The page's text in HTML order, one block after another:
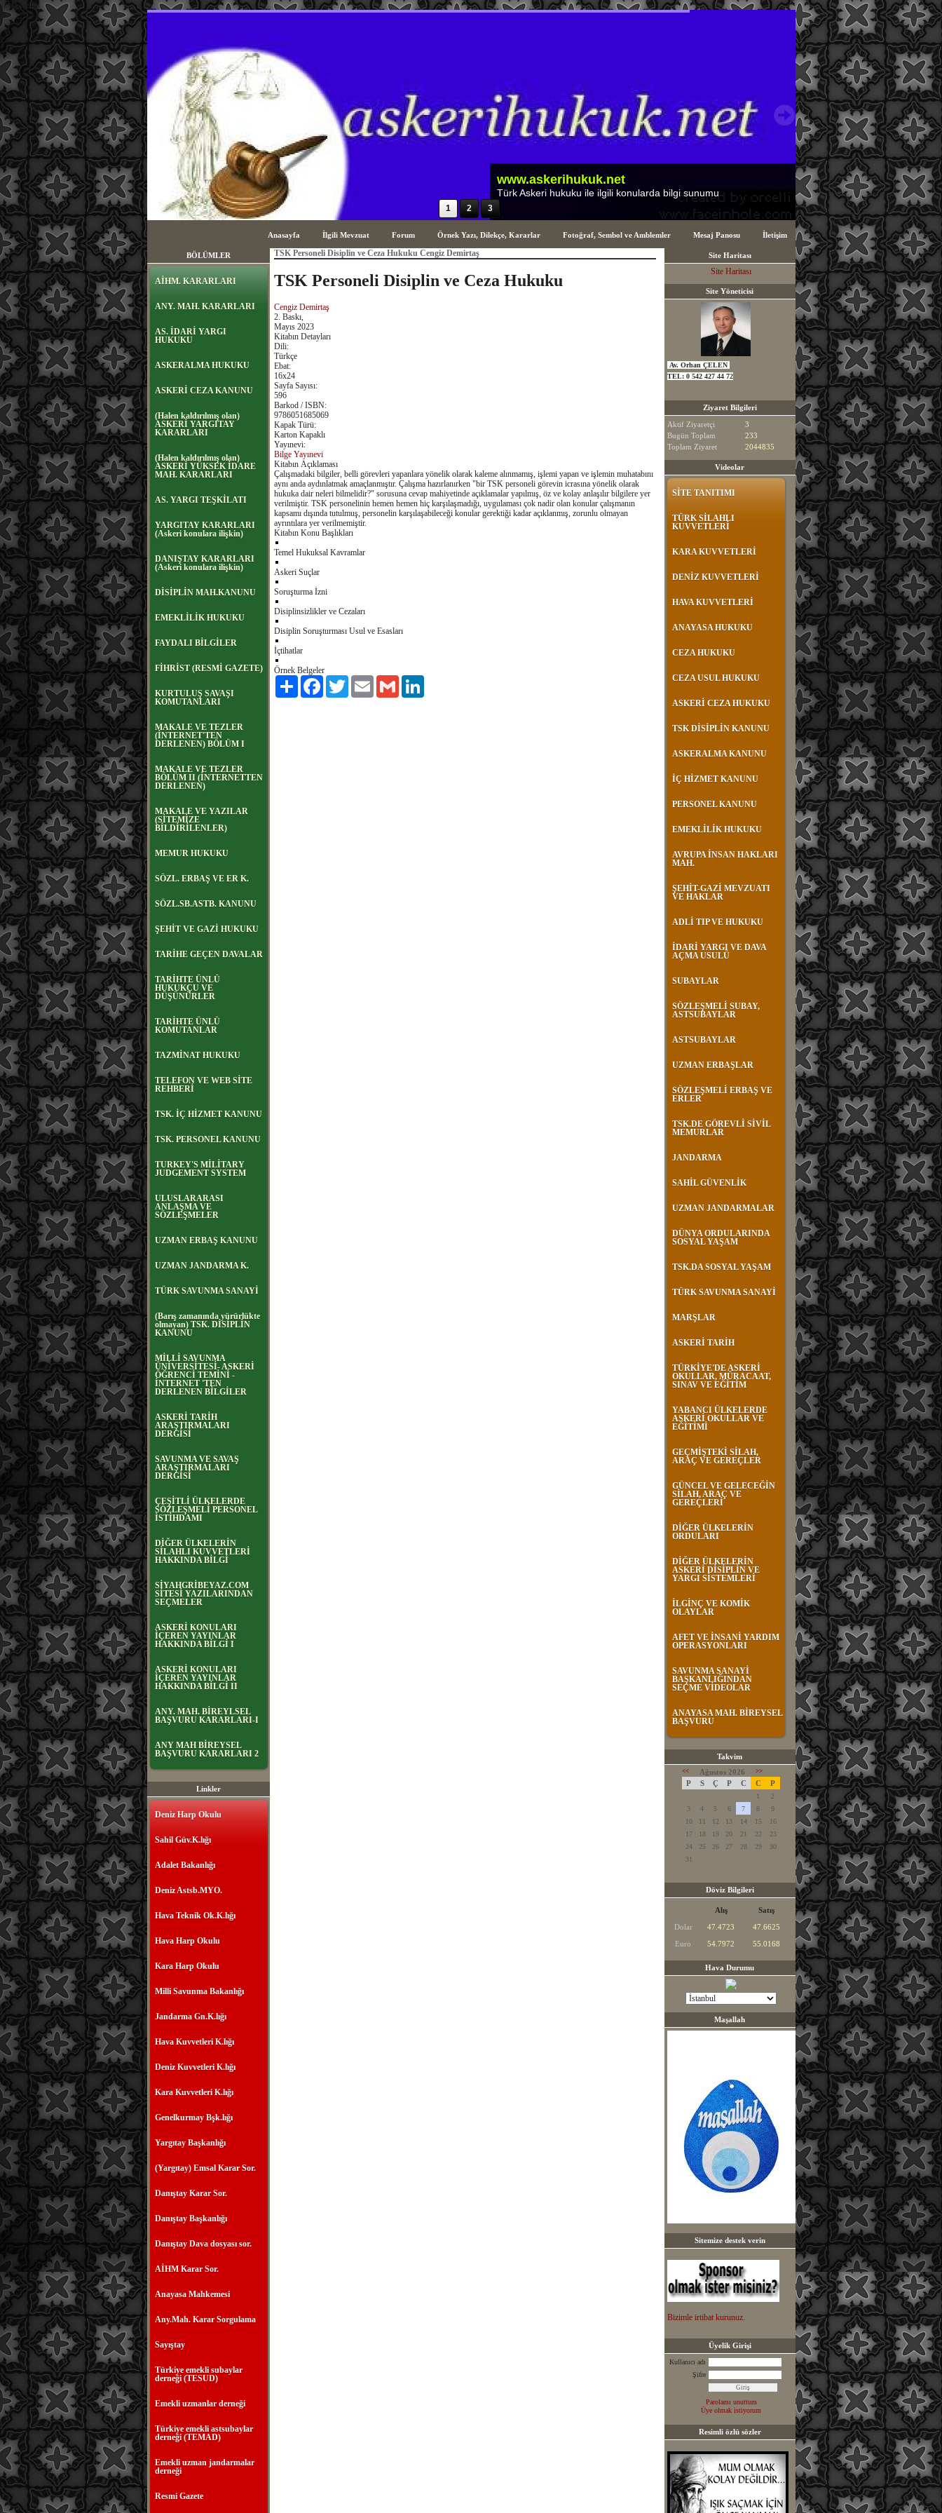
sayfa içeriği
1 2 3
Anasayfa İlgili Mevzuat Forum Örnek Yazı, Dilekçe, Kararlar Fotoğraf, Sembol ve Amblemler Mesaj Panosu İletişim
BÖLÜMLER
AİHM. KARARLARI
ANY. MAH. KARARLARI
AS. İDARİ YARGI
HUKUKU
ASKERALMA HUKUKU
ASKERİ CEZA KANUNU
(Halen kaldırılmış olan)
ASKERİ YARGITAY
KARARLARI
(Halen kaldırılmış olan)
ASKERİ YÜKSEK İDARE
MAH. KARARLARI
AS. YARGI TEŞKİLATI
YARGITAY KARARLARI
(Askeri konulara ilişkin)
DANIŞTAY KARARLARI
(Askeri konulara ilişkin)
DİSİPLİN MAH.KANUNU
EMEKLİLİK HUKUKU
FAYDALI BİLGİLER
FİHRİST (RESMİ GAZETE)
KURTULUŞ SAVAŞI
KOMUTANLARI
MAKALE VE TEZLER
(İNTERNET'TEN
DERLENEN) BÖLÜM I
MAKALE VE TEZLER
BÖLÜM II (İNTERNETTEN
DERLENEN)
MAKALE VE YAZILAR
(SİTEMİZE
BİLDİRİLENLER)
MEMUR HUKUKU
SÖZL. ERBAŞ VE ER K.
SÖZL.SB.ASTB. KANUNU
ŞEHİT VE GAZİ HUKUKU
TARİHE GEÇEN DAVALAR
TARİHTE ÜNLÜ
HUKUKÇU VE
DÜŞÜNÜRLER
TARİHTE ÜNLÜ
KOMUTANLAR
TAZMİNAT HUKUKU
TELEFON VE WEB SİTE
REHBERİ
TSK. İÇ HİZMET KANUNU
TSK. PERSONEL KANUNU
TURKEY'S MİLİTARY
JUDGEMENT SYSTEM
ULUSLARARASI
ANLAŞMA VE
SÖZLEŞMELER
UZMAN ERBAŞ KANUNU
UZMAN JANDARMA K.
TÜRK SAVUNMA SANAYİ
(Barış zamanında yürürlükte
olmayan) TSK. DİSİPLİN
KANUNU
MİLLİ SAVUNMA
ÜNİVERSİTESİ- ASKERİ
ÖĞRENCİ TEMİNİ -
İNTERNET 'TEN
DERLENEN BİLGİLER
ASKERİ TARİH
ARAŞTIRMALARI
DERGİSİ
SAVUNMA VE SAVAŞ
ARAŞTIRMALARI
DERGİSİ
ÇEŞİTLİ ÜLKELERDE
SÖZLEŞMELİ PERSONEL
İSTİHDAMI
DİĞER ÜLKELERİN
SİLAHLI KUVVETLERİ
HAKKINDA BİLGİ
SİYAHGRİBEYAZ.COM
SİTESİ YAZILARINDAN
SEÇMELER
ASKERİ KONULARI
İÇEREN YAYINLAR
HAKKINDA BİLGİ I
ASKERİ KONULARI
İÇEREN YAYINLAR
HAKKINDA BİLGİ II
ANY. MAH. BİREYLSEL
BAŞVURU KARARLARI-I
ANY MAH BİREYSEL
BAŞVURU KARARLARI 2
Linkler
Deniz Harp Okulu
Sahil Güv.K.lığı
Adalet Bakanlığı
Deniz Astsb.MYO.
Hava Teknik Ok.K.lığı
Hava Harp Okulu
Kara Harp Okulu
Milli Savunma Bakanlığı
Jandarma Gn.K.lığı
Hava Kuvvetleri K.lığı
Deniz Kuvvetleri K.lığı
Kara Kuvvetleri K.lığı
Genelkurmay Bşk.lığı
Yargıtay Başkanlığı
(Yargıtay) Emsal Karar Sor.
Danıştay Karar Sor.
Danıştay Başkanlığı
Danıştay Dava dosyası sor.
AİHM Karar Sor.
Anayasa Mahkemesi
Any.Mah. Karar Sorgulama
Sayıştay
Türkiye emekli subaylar
derneği (TESUD)
Emekli uzmanlar derneği
Türkiye emekli astsubaylar
derneği (TEMAD)
Emekli uzman jandarmalar
derneği
Resmi Gazete
TSK Personeli Disiplin ve Ceza Hukuku Cengiz Demirtaş
TSK Personeli Disiplin ve Ceza Hukuku
Cengiz Demirtaş
2. Baskı,
Mayıs 2023
Kitabın Detayları
Dili:
Türkçe
Ebat:
16x24
SayfaSayısı:
596
Barkod/ ISBN:
9786051685069
Kapak Türü:
Karton Kapaklı
Yayınevi:
Bilge Yayınevi
Kitabın Açıklaması
Çalışmadaki bilgiler, belli görevleri yapanlara yönelik olarak kaleme alınmamış, işlemi yapan ve işlemin muhatabını
aynı anda aydınlatmak amaçlanmıştır. Çalışma hazırlanırken "bir TSK personeli görevin icrasına yönelik olarak
hukuka dair neleri bilmelidir?" sorusuna cevap mahiyetinde açıklamalar yapılmış, öz ve kolay anlaşılır bilgilere yer
verilmiştir. TSK personelinin hemen hemen hiç karşılaşmadığı, uygulaması çok nadir olan konular çalışmanın
kapsamı dışında tutulmuş, personelin karşılaşabileceği konular gerektiği kadar açıklanmış, zorunlu olmayan
ayrıntılara yer verilmemiştir.
Kitabın Konu Başlıkları
Temel Hukuksal Kavramlar
Askeri Suçlar
Soruşturma İzni
Disiplinsizlikler ve Cezaları
Disiplin Soruşturması Usul ve Esasları
İçtihatlar
Örnek Belgeler
Paylaş
FacebookTwitter Email Gmail
Site Haritası
Site Haritası
Site Yöneticisi
Av. Orhan ÇELEN
TEL: 0 542 427 44 72
Ziyaret Bilgileri
Aktif Ziyaretçi
3
Bugün Toplam
233
Toplam Ziyaret
2044835
Videolar
SİTE TANITIMI
TÜRK SİLAHLI
KUVVETLERİ
KARA KUVVETLERİ
DENİZ KUVVETLERİ
HAVA KUVVETLERİ
ANAYASA HUKUKU
CEZA HUKUKU
CEZA USUL HUKUKU
ASKERİ CEZA HUKUKU
TSK DİSİPLİN KANUNU
ASKERALMA KANUNU
İÇ HİZMET KANUNU
PERSONEL KANUNU
EMEKLİLİK HUKUKU
AVRUPA İNSAN HAKLARI
MAH.
ŞEHİT-GAZİ MEVZUATI
VE HAKLAR
ADLİ TIP VE HUKUKU
İDARİ YARGI VE DAVA
AÇMA USULÜ
SUBAYLAR
SÖZLEŞMELİ SUBAY,
ASTSUBAYLAR
ASTSUBAYLAR
UZMAN ERBAŞLAR
SÖZLEŞMELİ ERBAŞ VE
ERLER
TSK.DE GÖREVLİ SİVİL
MEMURLAR
JANDARMA
SAHİL GÜVENLİK
UZMAN JANDARMALAR
DÜNYA ORDULARINDA
SOSYAL YAŞAM
TSK.DA SOSYAL YAŞAM
TÜRK SAVUNMA SANAYİ
MARŞLAR
ASKERİ TARİH
TÜRKİYE'DE ASKERİ
OKULLAR, MÜRACAAT,
SINAV VE EĞİTİM
YABANCI ÜLKELERDE
ASKERİ OKULLAR VE
EĞİTİMİ
GEÇMİŞTEKİ SİLAH,
ARAÇ VE GEREÇLER
GÜNCEL VE GELECEĞİN
SİLAH, ARAÇ VE
GEREÇLERİ
DİĞER ÜLKELERİN
ORDULARI
DİĞER ÜLKELERİN
ASKERİ DİSİPLİN VE
YARGI SİSTEMLERİ
İLGİNÇ VE KOMİK
OLAYLAR
AFET VE İNSANİ YARDIM
OPERASYONLARI
SAVUNMA SANAYİ
BAŞKANLIĞINDAN
SEÇME VİDEOLAR
ANAYASA MAH. BİREYSEL
BAŞVURU
Takvim
<< Ağustos 2026 >>
P S Ç P C C P
1
2
3
4 5 6 7 8
9
10
11 12 13 14 15
16
17
18 19 20 21 22
23
24
25 26 27 28 29
30
31
Döviz Bilgileri
Alış
Satış
Dolar
47.4723
47.6625
Euro
54.7972 55.0168
Hava Durumu
Maşallah
Sitemize destek verin
Bizimle irtibat kurunuz.
Üyelik Girişi
Kullanıcı adı
Şifre
Parolamı unuttum
Üye olmak istiyorum
Resimli özlü sözler